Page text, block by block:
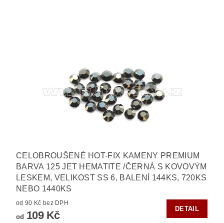
CELOBROUŠENÉ HOT-FIX KAMENY PREMIUM
BARVA 125 JET HEMATITE /ČERNÁ S KOVOVÝM
LESKEM, VELIKOST SS 6, BALENÍ 144KS, 720KS
NEBO 1440KS
od 90 Kč bez DPH
od 109 Kč
DETAIL